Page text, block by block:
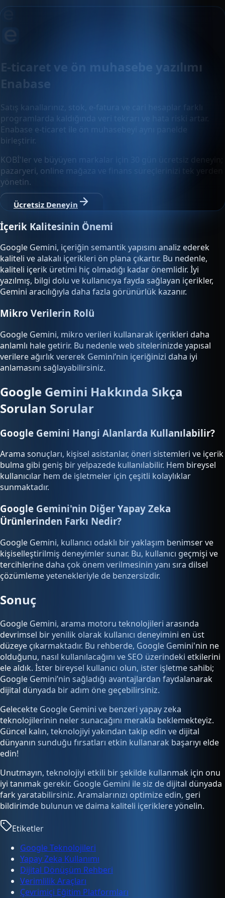
E-ticaret ve ön muhasebe yazılımı
Enabase
Satış kanallarınız, stok, e-fatura ve cari hesaplar farklı
programlarda kaldığında veri tekrarı ve hata riski artar.
Enabase e-ticaret ile ön muhasebeyi aynı panelde
birleştirir.
KOBİ'ler ve büyüyen markalar için 30 gün ücretsiz deneyin;
pazaryeri, online mağaza ve finans süreçlerinizi tek yerden
yönetin.
Ücretsiz Deneyin
İçerik Kalitesinin Önemi
Google Gemini, içeriğin semantik yapısını analiz ederek
kaliteli ve alakalı içerikleri ön plana çıkartır. Bu nedenle,
kaliteli içerik üretimi hiç olmadığı kadar önemlidir. İyi
yazılmış, bilgi dolu ve kullanıcıya fayda sağlayan içerikler,
Gemini aracılığıyla daha fazla görünürlük kazanır.
Mikro Verilerin Rolü
Google Gemini, mikro verileri kullanarak içerikleri daha
anlamlı hale getirir. Bu nedenle web sitelerinizde yapısal
verilere ağırlık vererek Gemini’nin içeriğinizi daha iyi
anlamasını sağlayabilirsiniz.
Google Gemini Hakkında Sıkça
Sorulan Sorular
Google Gemini Hangi Alanlarda Kullanılabilir?
Arama sonuçları, kişisel asistanlar, öneri sistemleri ve içerik
bulma gibi geniş bir yelpazede kullanılabilir. Hem bireysel
kullanıcılar hem de işletmeler için çeşitli kolaylıklar
sunmaktadır.
Google Gemini'nin Diğer Yapay Zeka
Ürünlerinden Farkı Nedir?
Google Gemini, kullanıcı odaklı bir yaklaşım benimser ve
kişiselleştirilmiş deneyimler sunar. Bu, kullanıcı geçmişi ve
tercihlerine daha çok önem verilmesinin yanı sıra dilsel
çözümleme yetenekleriyle de benzersizdir.
Sonuç
Google Gemini, arama motoru teknolojileri arasında
devrimsel bir yenilik olarak kullanıcı deneyimini en üst
düzeye çıkarmaktadır. Bu rehberde, Google Gemini'nin ne
olduğunu, nasıl kullanılacağını ve SEO üzerindeki etkilerini
ele aldık. İster bireysel kullanıcı olun, ister işletme sahibi;
Google Gemini’nin sağladığı avantajlardan faydalanarak
dijital dünyada bir adım öne geçebilirsiniz.
Gelecekte Google Gemini ve benzeri yapay zeka
teknolojilerinin neler sunacağını merakla beklemekteyiz.
Güncel kalın, teknolojiyi yakından takip edin ve dijital
dünyanın sunduğu fırsatları etkin kullanarak başarıyı elde
edin!
Unutmayın, teknolojiyi etkili bir şekilde kullanmak için onu
iyi tanımak gerekir. Google Gemini ile siz de dijital dünyada
fark yaratabilirsiniz. Aramalarınızı optimize edin, geri
bildirimde bulunun ve daima kaliteli içeriklere yönelin.
Etiketler
Google Teknolojileri
Yapay Zeka Kullanımı
Dijital Dönüşüm Rehberi
Verimlilik Araçları
Çevrimiçi Eğitim Platformları